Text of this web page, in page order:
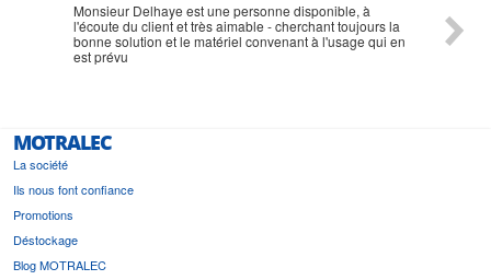
Monsieur Delhaye est une personne disponible, à
l'écoute du client et très aimable - cherchant toujours la
bonne solution et le matériel convenant à l'usage qui en
est prévu
MOTRALEC
La société
Ils nous font confiance
Promotions
Déstockage
Blog MOTRALEC